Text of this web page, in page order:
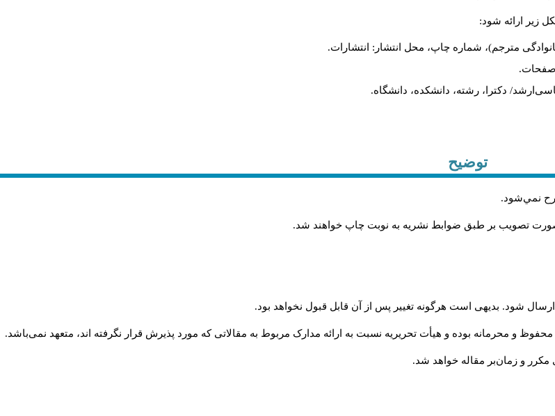
زیر ارائه شود:
مترجم)، شماره چاپ، محل انتشار: انتشارات.
صفحات.
دکترا، رشته، دانشکده، دانشگاه.
توضیح
نمي‌شود.
تصويب بر طبق ضوابط نشريه به نوبت چاپ خواهند شد.
ارسال شود. بدیهی است هرگونه تغییر پس از آن قابل قبول نخواهد بود.
و محرمانه بوده و هیأت تحریریه نسبت به ارائه مدارک مربوط به مقالاتی که مورد پذیرش قرار نگرفته اند، متعهد نمی‌باشد.
و زمان‌بر مقاله خواهد شد.